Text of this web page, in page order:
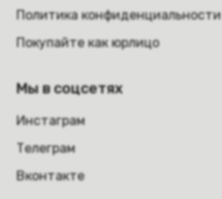
Политика конфиденциальности
Покупайте как юрлицо
Мы в соцсетях
Инстаграм
Телеграм
Вконтакте